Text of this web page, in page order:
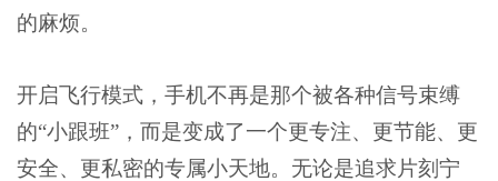
的麻烦。
开启飞行模式，手机不再是那个被各种信号束缚
的“小跟班”，而是变成了一个更专注、更节能、更
安全、更私密的专属小天地。无论是追求片刻宁